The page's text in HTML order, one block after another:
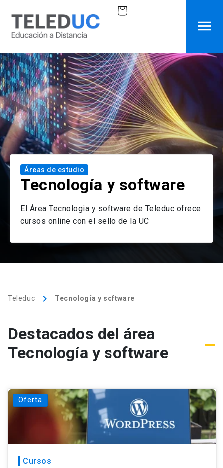
directamente
contenido
Carrito
Áreas de estudio
Tecnología y software
El Área Tecnologia y software de Teleduc ofrece
cursos online con el sello de la UC
Teleduc keyboard_arrow_right Tecnología y software
Destacados del área
Tecnología y software
Cursos para ti
Oferta
Cursos